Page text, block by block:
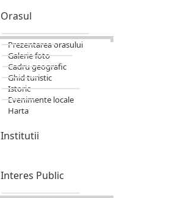
Orasul
Prezentarea orasului
Galerie foto
Cadru geografic
Ghid turistic
Istoric
Evenimente locale
Harta
Institutii
Interes Public